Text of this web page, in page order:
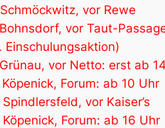
vor Rewe
vor Taut-
Einschulungsaktion)
vor Netto: erst ab
Forum: ab 10 Uhr
vor Kaiser’s
Forum: ab 16 Uhr